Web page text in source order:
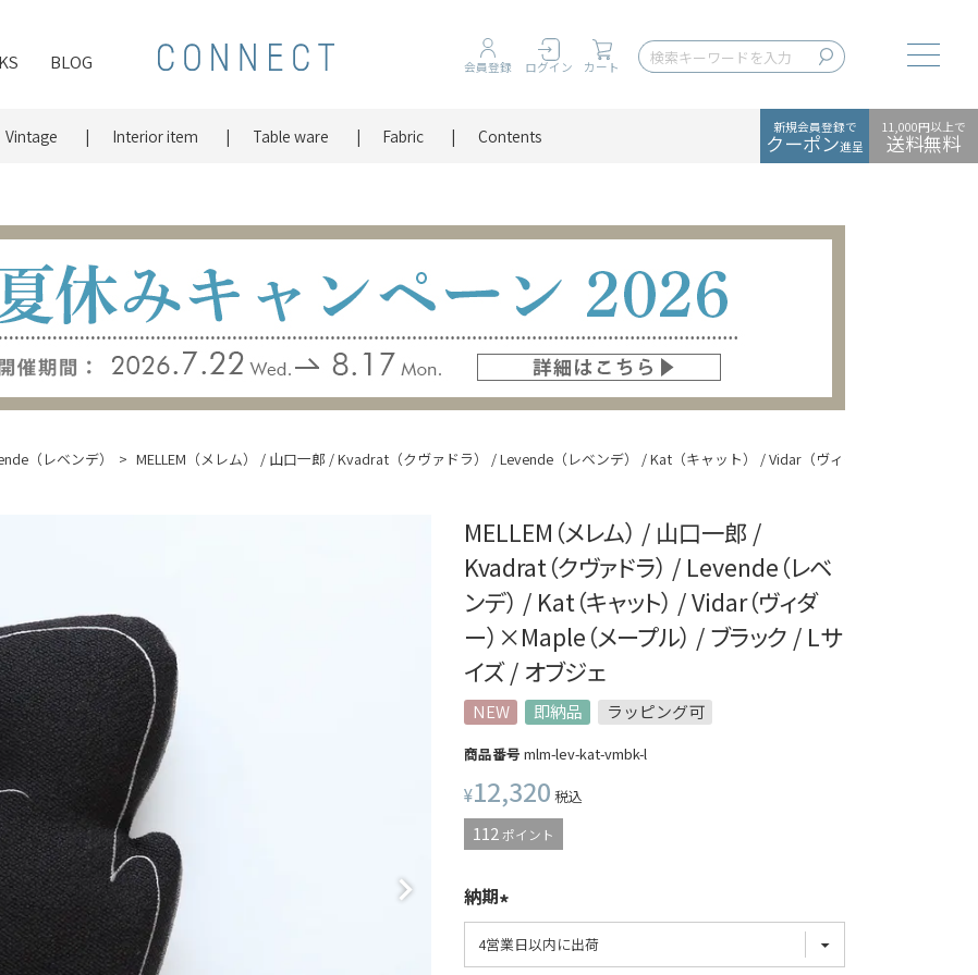
BLOG 会員登録 ログイン カート
Vintage Interior item Table ware Fabric Contents 新規会員登録で
クーポン進呈
11,000円以上で
送料無料
（レベンデ） MELLEM（メレム） / 山口一郎 / Kvadrat（クヴァドラ） / Levende（レベンデ） / Kat（キャット） / Vidar（ヴィダー）×Maple（メ
MELLEM（メレム） / 山口一郎 /
Kvadrat（クヴァドラ） / Levende（レベ
ンデ） / Kat（キャット） / Vidar（ヴィダ
ー）×Maple（メープル） / ブラック / Lサ
イズ / オブジェ
NEW 即納品 ラッピング可
商品番号 mlm-lev-kat-vmbk-l
¥12,320 税込
112 ポイント
納期